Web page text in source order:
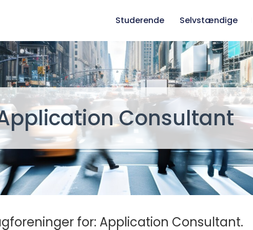
Studerende Selvstændige
Consultant
for: Application Consultant.